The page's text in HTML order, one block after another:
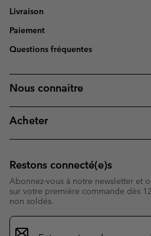
Livraison
Paiement
Questions fréquentes
Nous connaitre
Acheter
Restons connecté(e)s
Abonnez-vous à notre newsletter et
sur votre première commande dès
non soldés.
Inscription